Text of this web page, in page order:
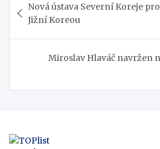
pro
příspěvek
Nová ústava Severní Koreje
Jižní Koreou
Miroslav Hlaváč navržen